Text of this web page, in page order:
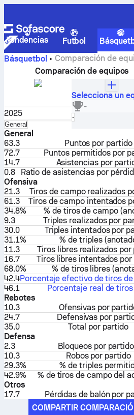
Tendencias Futbol
Básquetbol
Comparación de
Comparación de equipos
2025
Selecciona
General
Selecciona un
-
Selecciona
-
General
63.3
Puntos por partido
72.7
Puntos permitidos por
14.7
Asistencias por
0.8
Ratio de asistencias por
Ofensiva
21.3
Tiros de campo realizados
61.3
Tiros de campo intentados
34.8%
% de tiros de campo
9.3
Triples realizados por
30.0
Triples intentados por
31.1%
% de triples
11.3
Tiros libres realizados por
16.7
Tiros libres intentados
68.0%
% de tiros libres
42.4Porcentaje efectivo de tiros de
46.1
Porcentaje real de tiros
Rebotes
10.3
Ofensivas por
24.7
Defensivas por
35.0
Total por partido
Defensa
2.3
Bloqueos por partido
10.3
Robos por partido
29.3%
% de triples
42.9%
% de tiros de campo del
Otros
17.7
Pérdidas de balón por
COMPARTIR